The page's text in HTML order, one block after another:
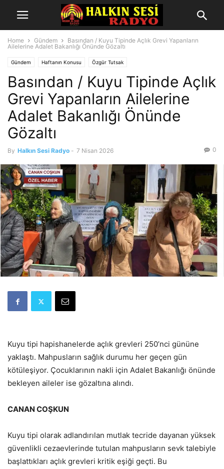
Home Gündem
Basından / Kuyu Tipinde Açlık Grevi Yapanların
Ailelerine Adalet Bakanlığı Önünde Gözaltı
Gündem Haftanın Konusu Özgür Tutsak
Basından / Kuyu Tipinde Açlık
Grevi Yapanların Ailelerine
Adalet Bakanlığı Önünde
Gözaltı
By Halkın Sesi Radyo - 7 Nisan 2026 0
Kuyu tipi hapishanelerde açlık grevleri 250’nci gününe
yaklaştı. Mahpusların sağlık durumu her geçen gün
kötüleşiyor. Çocuklarının nakli için Adalet Bakanlığı önünde
bekleyen aileler ise gözaltına alındı.
CANAN COŞKUN
Kuyu tipi olarak adlandırılan mutlak tecride dayanan yüksek
güvenlikli cezaevlerinde tutulan mahpusların sevk talebiyle
başlattıkları açlık grevleri kritik eşiği geçti. Bu